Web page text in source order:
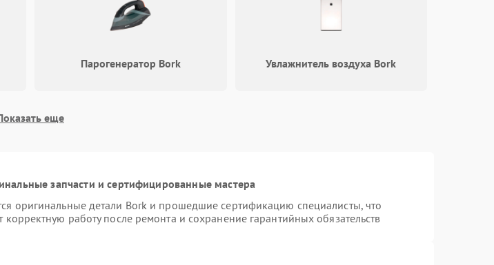
Парогенератор Bork Увлажнитель воздуха Bork
еще
запчасти и сертифицированные мастера
оригинальные детали Bork и прошедшие сертификацию специалисты, что
корректную работу после ремонта и сохранение гарантийных обязательств